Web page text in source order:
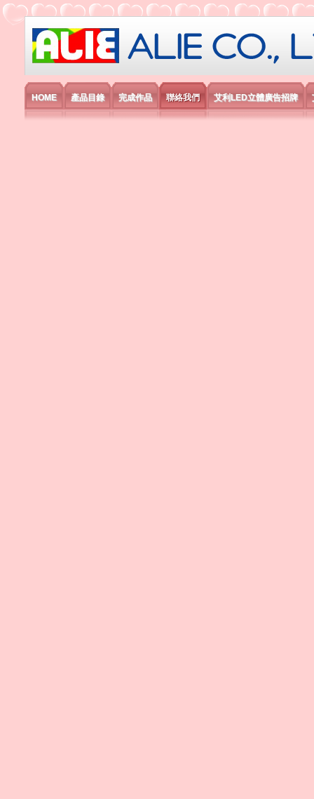
艾利國際電子有限公司
HOME 產品目錄 完成作品 聯絡我們 艾利LED立體廣告招牌